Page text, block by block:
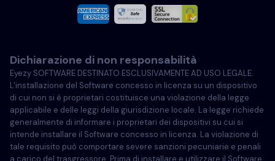
Italiano
Portoghese
Türkçe
Polski
Dichiarazione di non responsabilità
Eyezy SOFTWARE DESTINATO ESCLUSIVAMENTE AD USO LEGALE.
L'installazione del Software concesso in licenza su un dispositivo
di cui non si è proprietari costituisce una violazione della legge
applicabile e delle leggi della giurisdizione locale. La legge richiede
generalmente di informare i proprietari dei dispositivi su cui si
intende installare il Software concesso in licenza. La violazione di
tale requisito può comportare severe sanzioni pecuniarie e penali
a carico del trasgressore. Prima di installare e utilizzare il Software